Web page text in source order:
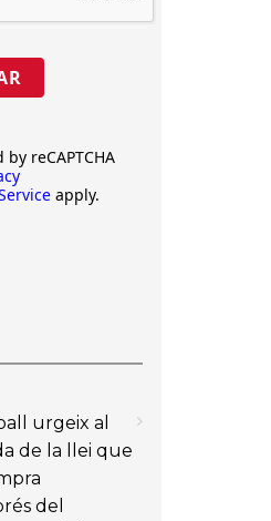
reCAPTCHA
apply.
urgeix al
de la llei que
del